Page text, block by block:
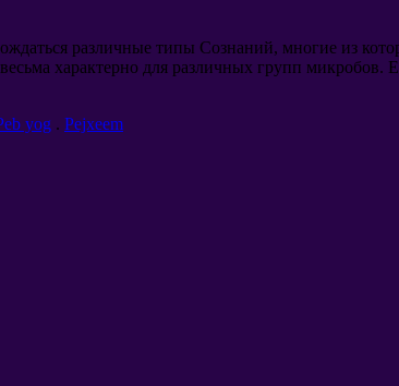
различные типы Сознаний, многие из
характерно для различных групп микробов.
yog . Pejxeem